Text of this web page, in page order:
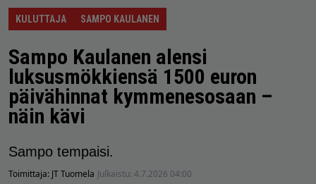
KULUTTAJA SAMPO KAULANEN
Sampo Kaulanen alensi
luksusmökkiensä 1500 euron
päivähinnat kymmenesosaan –
näin kävi
Sampo tempaisi.
Toimittaja: JT Tuomela Julkaistu: 4.7.2026 04:00